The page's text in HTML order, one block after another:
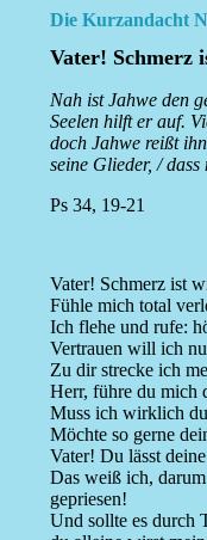
Die Kurzandacht
Vater! Schmerz
Nah ist Jahwe den
Seelen hilft er auf.
doch Jahwe reißt
seine Glieder, /
Ps 34, 19-21
Vater! Schmerz ist
Fühle mich total
Ich flehe und rufe:
Vertrauen will ich
Zu dir strecke ich
Herr, führe du mich
Muss ich wirklich
Möchte so gerne
Vater! Du lässt
Das weiß ich,
gepriesen!
Und sollte es durch